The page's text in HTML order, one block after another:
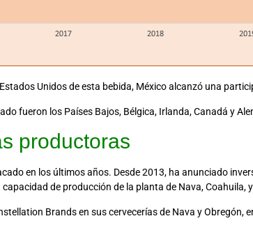
Unidos de esta bebida, México alcanzó una
fueron los Países Bajos, Bélgica, Irlanda, Canadá y
productoras
en los últimos años. Desde 2013, ha anunciado
de producción de la planta de Nava, Coahuila,
Brands en sus cervecerías de Nava y Obregón,